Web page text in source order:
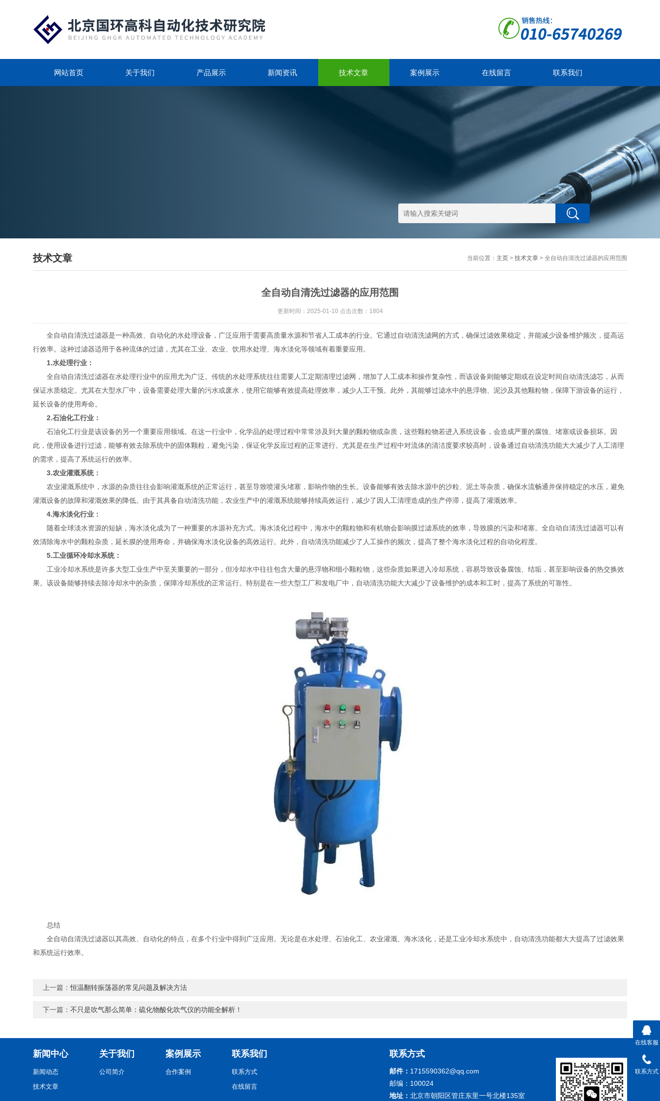
网站首页 关于我们 产品展示 新闻资讯 技术文章 案例展示 在线留言 联系我们
技术文章 当前位置： 主页> 技术文章> 全自动自清洗过滤器的应用范围
全自动自清洗过滤器的应用范围
更新时间：2025-01-10 点击次数：1804
全自动自清洗过滤器是一种高效、自动化的水处理设备，广泛应用于需要高质量水源和节省人工成本的行业。它通过自动清洗滤网的方式，确保过滤效果稳定，并能减少设备维护频次，提高运
行效率。这种过滤器适用于各种流体的过滤，尤其在工业、农业、饮用水处理、海水淡化等领域有着重要应用。
1.水处理行业：
全自动自清洗过滤器在水处理行业中的应用尤为广泛。传统的水处理系统往往需要人工定期清理过滤网，增加了人工成本和操作复杂性，而该设备则能够定期或在设定时间自动清洗滤芯，从而
保证水质稳定。尤其在大型水厂中，设备需要处理大量的污水或废水，使用它能够有效提高处理效率，减少人工干预。此外，其能够过滤水中的悬浮物、泥沙及其他颗粒物，保障下游设备的运行，
延长设备的使用寿命。
2.石油化工行业：
石油化工行业是该设备的另一个重要应用领域。在这一行业中，化学品的处理过程中常常涉及到大量的颗粒物或杂质，这些颗粒物若进入系统设备，会造成严重的腐蚀、堵塞或设备损坏。因
此，使用设备进行过滤，能够有效去除系统中的固体颗粒，避免污染，保证化学反应过程的正常进行。尤其是在生产过程中对流体的清洁度要求较高时，设备通过自动清洗功能大大减少了人工清理
的需求，提高了系统运行的效率。
3.农业灌溉系统：
农业灌溉系统中，水源的杂质往往会影响灌溉系统的正常运行，甚至导致喷灌头堵塞，影响作物的生长。设备能够有效去除水源中的沙粒、泥土等杂质，确保水流畅通并保持稳定的水压，避免
灌溉设备的故障和灌溉效果的降低。由于其具备自动清洗功能，农业生产中的灌溉系统能够持续高效运行，减少了因人工清理造成的生产停滞，提高了灌溉效率。
4.海水淡化行业：
随着全球淡水资源的短缺，海水淡化成为了一种重要的水源补充方式。海水淡化过程中，海水中的颗粒物和有机物会影响膜过滤系统的效率，导致膜的污染和堵塞。全自动自清洗过滤器可以有
效清除海水中的颗粒杂质，延长膜的使用寿命，并确保海水淡化设备的高效运行。此外，自动清洗功能减少了人工操作的频次，提高了整个海水淡化过程的自动化程度。
5.工业循环冷却水系统：
工业冷却水系统是许多大型工业生产中至关重要的一部分，但冷却水中往往包含大量的悬浮物和细小颗粒物，这些杂质如果进入冷却系统，容易导致设备腐蚀、结垢，甚至影响设备的热交换效
果。该设备能够持续去除冷却水中的杂质，保障冷却系统的正常运行。特别是在一些大型工厂和发电厂中，自动清洗功能大大减少了设备维护的成本和工时，提高了系统的可靠性。
总结
全自动自清洗过滤器以其高效、自动化的特点，在多个行业中得到广泛应用。无论是在水处理、石油化工、农业灌溉、海水淡化，还是工业冷却水系统中，自动清洗功能都大大提高了过滤效果
和系统运行效率。
上一篇：恒温翻转振荡器的常见问题及解决方法
下一篇：不只是吹气那么简单：硫化物酸化吹气仪的功能全解析！
新闻中心
新闻动态
技术文章
关于我们
公司简介
案例展示
合作案例
联系我们
联系方式
在线留言
联系方式
邮件： 1715590362@qq.com
邮编：100024
地址： 北京市朝阳区管庄东里一号北楼135室
在线客服
联系方式